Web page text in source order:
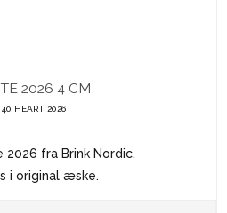
2026 4 CM
40 HEART 2026
2026 fra Brink Nordic.
i original æske.